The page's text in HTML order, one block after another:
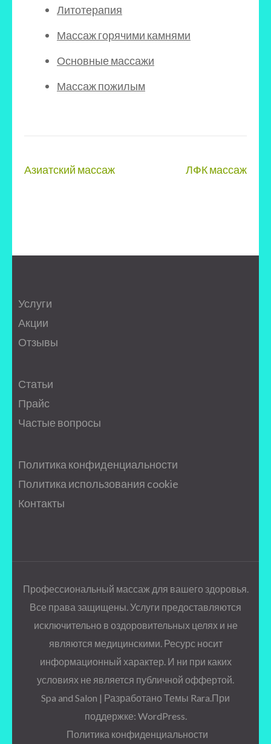
Литотерапия
Массаж горячими камнями
Основные массажи
Массаж пожилым
Навигация
Азиатский массаж ЛФК массаж
Услуги
Акции
Отзывы
Статьи
Прайс
Частые вопросы
Политика конфиденциальности
Политика использования cookie
Контакты
Профессиональный массаж для вашего здоровья.
Все права защищены. Услуги предоставляются
исключительно в оздоровительных целях и не
являются медицинскими. Ресурс носит
информационный характер. И ни при каких
условиях не является публичной оффертой.
Spa and Salon | Разработано Темы Rara.При
поддержке: WordPress.
Политика конфиденциальности